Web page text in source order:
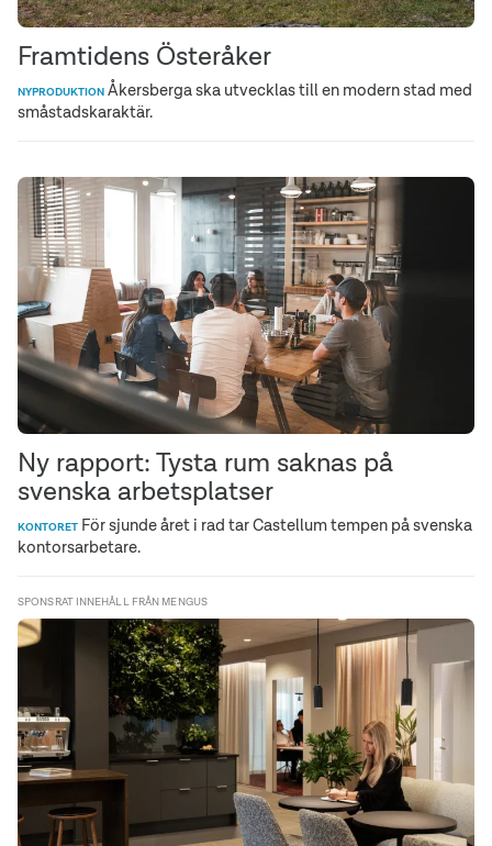
Framtidens Österåker
NYPRODUKTION Åkersberga ska utvecklas till en modern stad med
småstadskaraktär.
Ny rapport: Tysta rum saknas på
svenska arbetsplatser
KONTORET För sjunde året i rad tar Castellum tempen på svenska
kontorsarbetare.
SPONSRAT INNEHÅLL FRÅN MENGUS